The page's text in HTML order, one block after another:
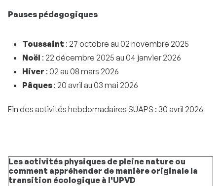
Pauses pédagogiques
Toussaint : 27 octobre au 02 novembre 2025
Noël : 22 décembre 2025 au 04 janvier 2026
Hiver : 02 au 08 mars 2026
Pâques : 20 avril au 03 mai 2026
Fin des activités hebdomadaires SUAPS : 30 avril 2026
Les activités physiques de pleine nature ou
comment appréhender de manière originale la
transition écologique à l'UPVD